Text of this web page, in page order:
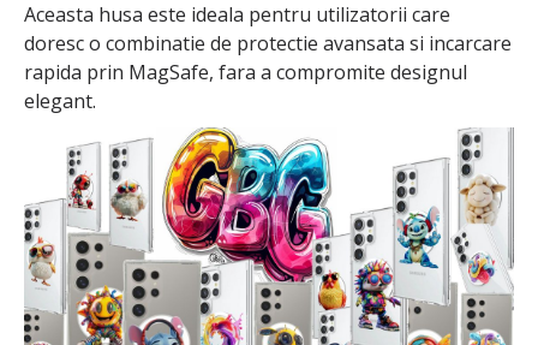
Aceasta husa este ideala pentru utilizatorii care
doresc o combinatie de protectie avansata si incarcare
rapida prin MagSafe, fara a compromite designul
elegant.